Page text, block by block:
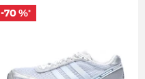
-70 %*
-70 %*